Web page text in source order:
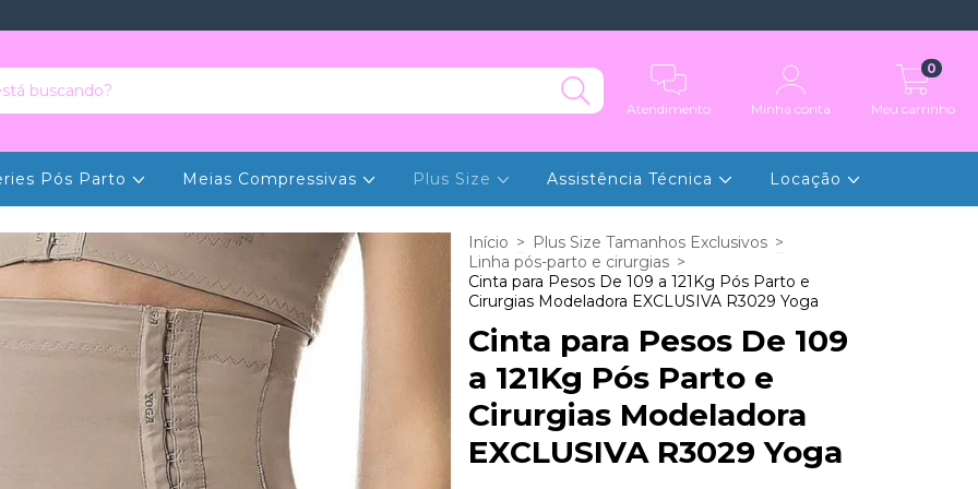
Atendimento Minha conta Meu carrinho
0
Pós Parto Meias Compressivas Plus Size Assistência Técnica Locação
Início > Plus Size Tamanhos Exclusivos >
Linha pós-parto e cirurgias >
Cinta para Pesos De 109 a 121Kg Pós Parto e
Cirurgias Modeladora EXCLUSIVA R3029 Yoga
Cinta para Pesos De 109
a 121Kg Pós Parto e
Cirurgias Modeladora
EXCLUSIVA R3029 Yoga